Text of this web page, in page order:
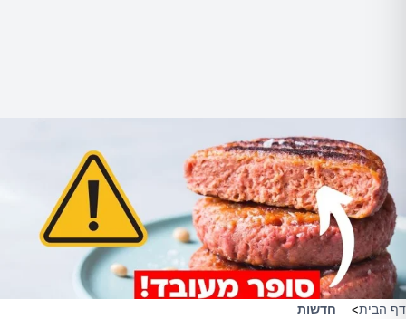
דף הבית> חדשות